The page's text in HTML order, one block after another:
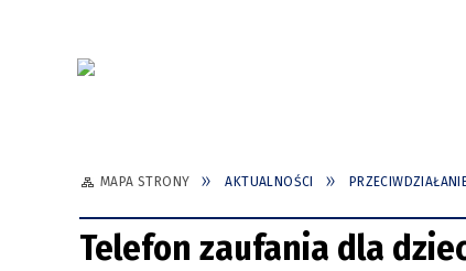
MAPA STRONY AKTUALNOŚCI
Telefon zaufania dla